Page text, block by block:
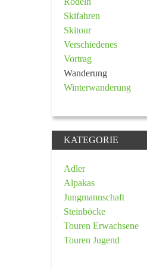
Skifahren
Skitour
Verschiedenes
Vortrag
Wanderung
Winterwanderung
KATEGORIE
Adler
Alpakas
Jungmannschaft
Steinböcke
Touren Erwachsene
Touren Jugend